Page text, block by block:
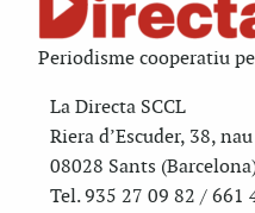
Periodisme cooperatiu
La Directa SCCL
Riera d’Escuder, 38,
08028 Sants
Tel. 935 27 09 82 / 661